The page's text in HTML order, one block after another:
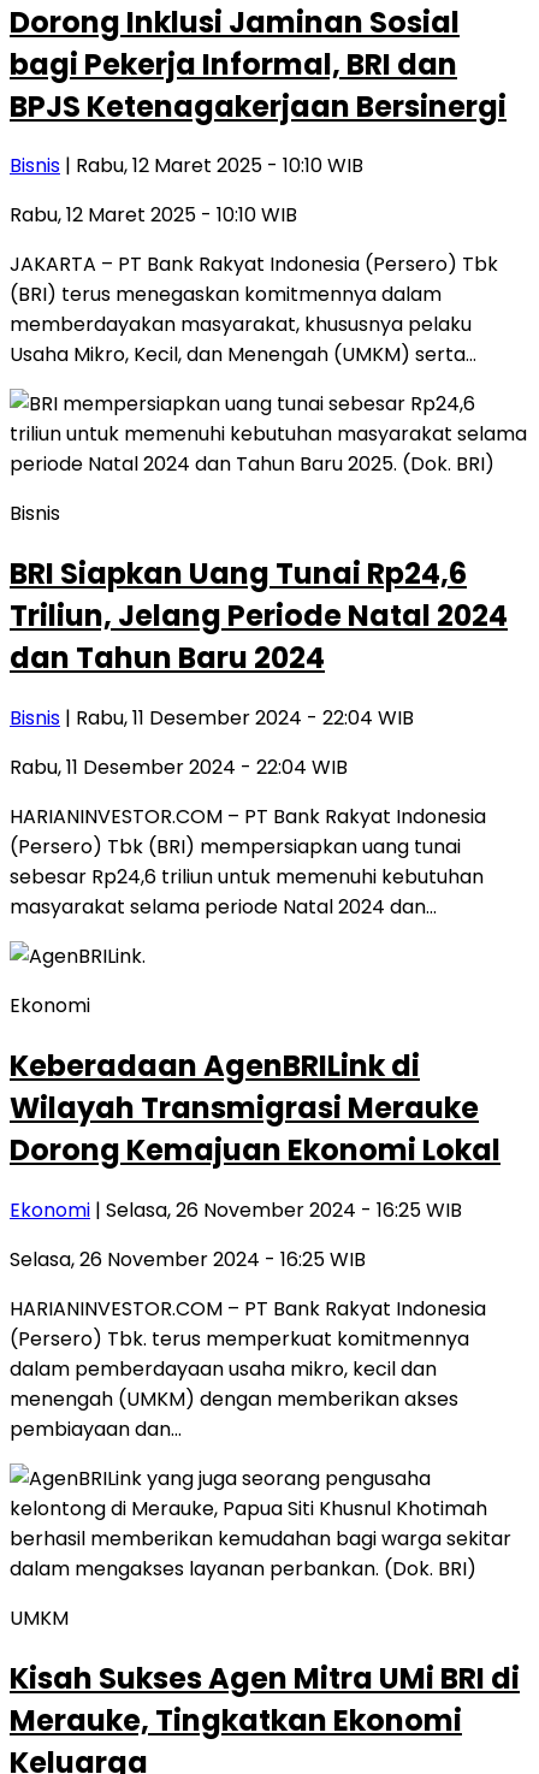
Dorong Inklusi Jaminan Sosial
bagi Pekerja Informal, BRI dan
BPJS Ketenagakerjaan Bersinergi
Bisnis | Rabu, 12 Maret 2025 - 10:10 WIB
Rabu, 12 Maret 2025 - 10:10 WIB
JAKARTA – PT Bank Rakyat Indonesia (Persero) Tbk
(BRI) terus menegaskan komitmennya dalam
memberdayakan masyarakat, khususnya pelaku
Usaha Mikro, Kecil, dan Menengah (UMKM) serta…
Bisnis
BRI Siapkan Uang Tunai Rp24,6
Triliun, Jelang Periode Natal 2024
dan Tahun Baru 2024
Bisnis | Rabu, 11 Desember 2024 - 22:04 WIB
Rabu, 11 Desember 2024 - 22:04 WIB
HARIANINVESTOR.COM – PT Bank Rakyat Indonesia
(Persero) Tbk (BRI) mempersiapkan uang tunai
sebesar Rp24,6 triliun untuk memenuhi kebutuhan
masyarakat selama periode Natal 2024 dan…
Ekonomi
Keberadaan AgenBRILink di
Wilayah Transmigrasi Merauke
Dorong Kemajuan Ekonomi Lokal
Ekonomi | Selasa, 26 November 2024 - 16:25 WIB
Selasa, 26 November 2024 - 16:25 WIB
HARIANINVESTOR.COM – PT Bank Rakyat Indonesia
(Persero) Tbk. terus memperkuat komitmennya
dalam pemberdayaan usaha mikro, kecil dan
menengah (UMKM) dengan memberikan akses
pembiayaan dan…
UMKM
Kisah Sukses Agen Mitra UMi BRI di
Merauke, Tingkatkan Ekonomi
Keluarga